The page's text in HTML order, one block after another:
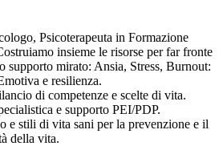
Psicoterapeuta in Formazione
insieme le risorse per far fronte
supporto mirato: Ansia, Stress, Burnout:
e resilienza.
di competenze e scelte di vita.
e supporto PEI/PDP.
e stili di vita sani per la prevenzione e il
della vita.